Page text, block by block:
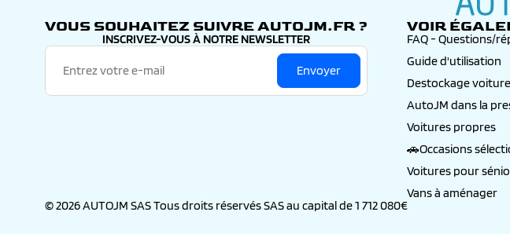
VOUS SOUHAITEZ SUIVRE AUTOJM.FR ?
INSCRIVEZ-VOUS À NOTRE NEWSLETTER
Envoyer
VOIR
FAQ - Questions/
Guide d'utilisation
Destockage
AutoJM dans la
Voitures propres
🚗Occasions
Voitures pour
Vans à aménager
© 2026 AUTOJM SAS Tous droits réservés SAS au capital de 1 712 080€